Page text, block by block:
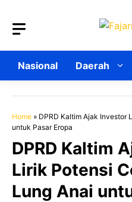
Nasional Daerah
Home » DPRD Kaltim Ajak Investor
untuk Pasar Eropa
DPRD Kaltim
Lirik Potensi
Lung Anai